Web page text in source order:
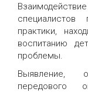
специалистов
практики,
воспитанию
проблемы.
Выявление,
передового